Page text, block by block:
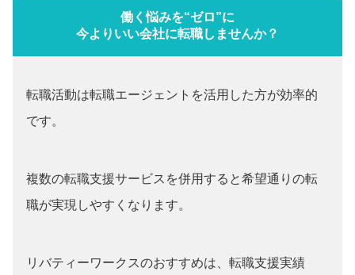
働く悩みを“ゼロ”に
今よりいい会社に転職しませんか？
転職活動は転職エージェントを活用した方が効率的
です。
複数の転職支援サービスを併用すると希望通りの転
職が実現しやすくなります。
リバティーワークスのおすすめは、転職支援実績